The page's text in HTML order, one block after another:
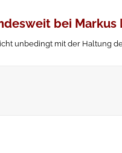
bei Markus
unbedingt mit der Haltung